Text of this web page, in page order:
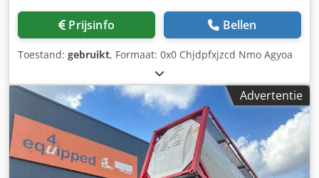
Prijsinfo Bellen
Toestand: gebruikt, Formaat: 0x0 Chjdpfxjzcd Nmo Agyoa
Advertentie